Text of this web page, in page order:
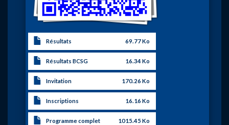
Résultats 69.77 Ko
Résultats BCSG 16.34 Ko
Invitation 170.26 Ko
Inscriptions 16.16 Ko
Programme complet 1015.45 Ko